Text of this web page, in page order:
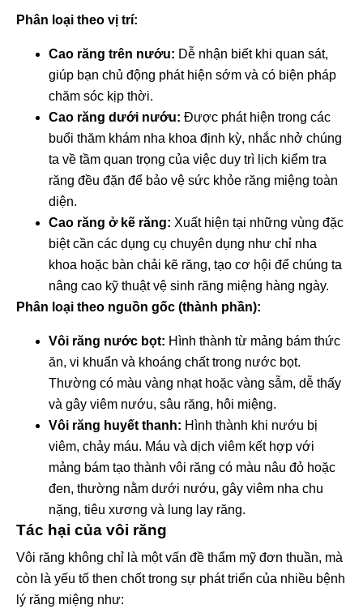
Phân loại theo vị trí:
Cao răng trên nướu: Dễ nhận biết khi quan sát,
giúp bạn chủ động phát hiện sớm và có biện pháp
chăm sóc kịp thời.
Cao răng dưới nướu: Được phát hiện trong các
buổi thăm khám nha khoa định kỳ, nhắc nhở chúng
ta về tầm quan trọng của việc duy trì lịch kiểm tra
răng đều đặn để bảo vệ sức khỏe răng miệng toàn
diện.
Cao răng ở kẽ răng: Xuất hiện tại những vùng đặc
biệt cần các dụng cụ chuyên dụng như chỉ nha
khoa hoặc bàn chải kẽ răng, tạo cơ hội để chúng ta
nâng cao kỹ thuật vệ sinh răng miệng hàng ngày.
Phân loại theo nguồn gốc (thành phần):
Vôi răng nước bọt: Hình thành từ mảng bám thức
ăn, vi khuẩn và khoáng chất trong nước bọt.
Thường có màu vàng nhạt hoặc vàng sẫm, dễ thấy
và gây viêm nướu, sâu răng, hôi miệng.
Vôi răng huyết thanh: Hình thành khi nướu bị
viêm, chảy máu. Máu và dịch viêm kết hợp với
mảng bám tạo thành vôi răng có màu nâu đỏ hoặc
đen, thường nằm dưới nướu, gây viêm nha chu
nặng, tiêu xương và lung lay răng.
Tác hại của vôi răng
Vôi răng không chỉ là một vấn đề thẩm mỹ đơn thuần, mà
còn là yếu tố then chốt trong sự phát triển của nhiều bệnh
lý răng miệng như: